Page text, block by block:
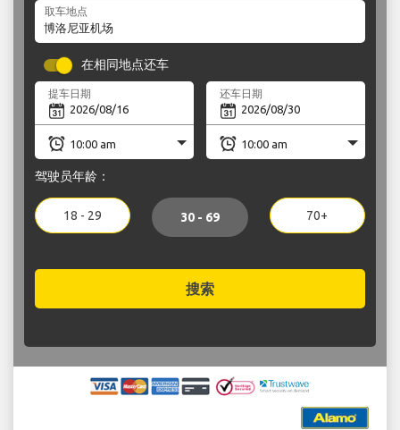
取车地点
在相同地点还车
提车日期 还车日期
驾驶员年龄：
18 - 29 30 - 69 70+
搜索